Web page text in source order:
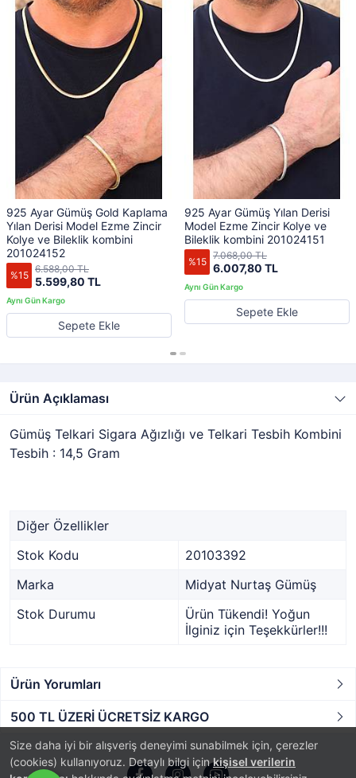
Size daha iyi bir alışveriş deneyimi sunabilmek için, çerezler
(cookies) kullanıyoruz. Detaylı bilgi içinkişisel verilerin
925 Ayar Gümüş Gold Kaplama
Yılan Derisi Model Ezme Zincir
Kolye ve Bileklik kombini
201024152
%15 5.599,80 TL
6.588,00 TL
Sepete Ekle
925 Ayar Gümüş Yılan Derisi
Model Ezme Zincir Kolye ve
Bileklik kombini 201024151
%15 6.007,80 TL
7.068,00 TL
Sepete Ekle
Ürün Açıklaması
Gümüş Telkari Sigara Ağızlığı ve Telkari Tesbih Kombini
Tesbih : 14,5 Gram
Diğer Özellikler
Stok Kodu
20103392
Marka
Midyat Nurtaş Gümüş
Stok Durumu
Ürün Tükendi! Yoğun
İlginiz için Teşekkürler!!!
Ürün Yorumları
500 TL ÜZERİ ÜCRETSİZ KARGO